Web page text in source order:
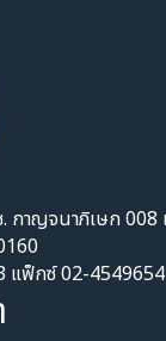
กาญจนาภิเษก 008
แฟ็กซ์ 02-4549654